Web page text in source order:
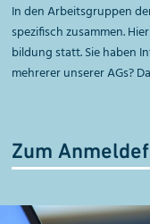
In den Arbeitsgruppen
spezifisch zusammen.
bildung statt. Sie haben
mehrerer unserer AGs?
Zum